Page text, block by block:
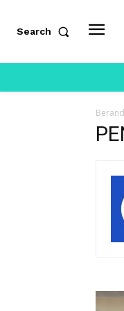
Search